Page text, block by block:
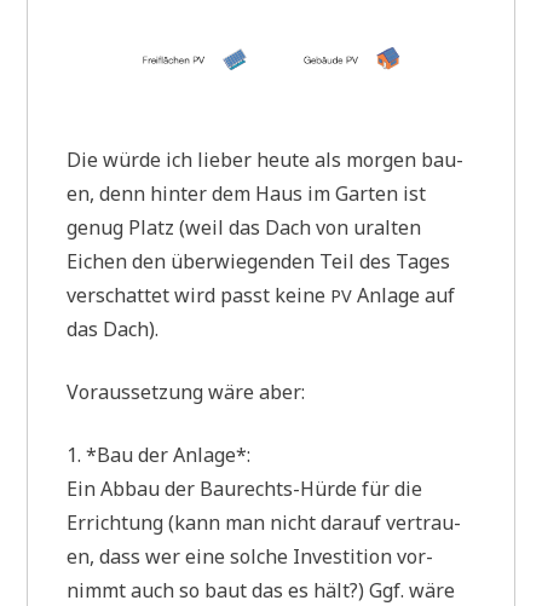
Die wür­de ich lie­ber heu­te als mor­gen bau­
en, denn hin­ter dem Haus im Gar­ten ist
genug Platz (weil das Dach von uralten
Eichen den über­wie­gen­den Teil des Tages
ver­schat­tet wird passt kei­ne PV Anla­ge auf
das Dach).
Vor­aus­set­zung wäre aber:
1. *Bau der Anlage*:
Ein Abbau der Bau­rechts-Hür­de für die
Errich­tung (kann man nicht dar­auf ver­trau­
en, dass wer eine sol­che Inve­sti­ti­on vor­
nimmt auch so baut das es hält?) Ggf. wäre